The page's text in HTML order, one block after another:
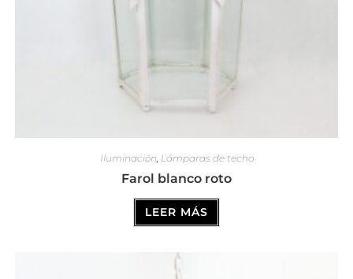
Iluminación Lámparas de techo
Farol blanco roto
LEER MÁS